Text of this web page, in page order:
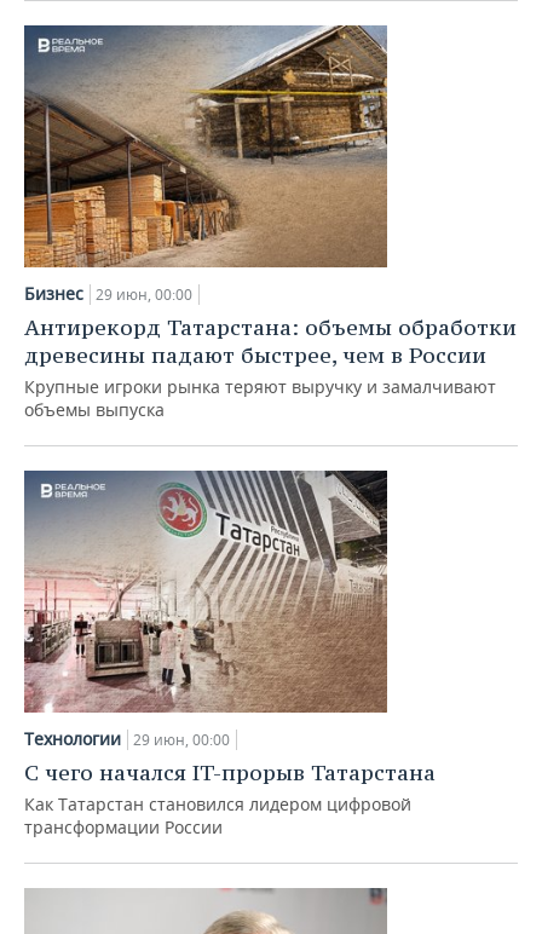
Бизнес 29 июн, 00:00
Антирекорд Татарстана: объемы обработки
древесины падают быстрее, чем в России
Крупные игроки рынка теряют выручку и замалчивают
объемы выпуска
Технологии 29 июн, 00:00
С чего начался IT-прорыв Татарстана
Как Татарстан становился лидером цифровой
трансформации России